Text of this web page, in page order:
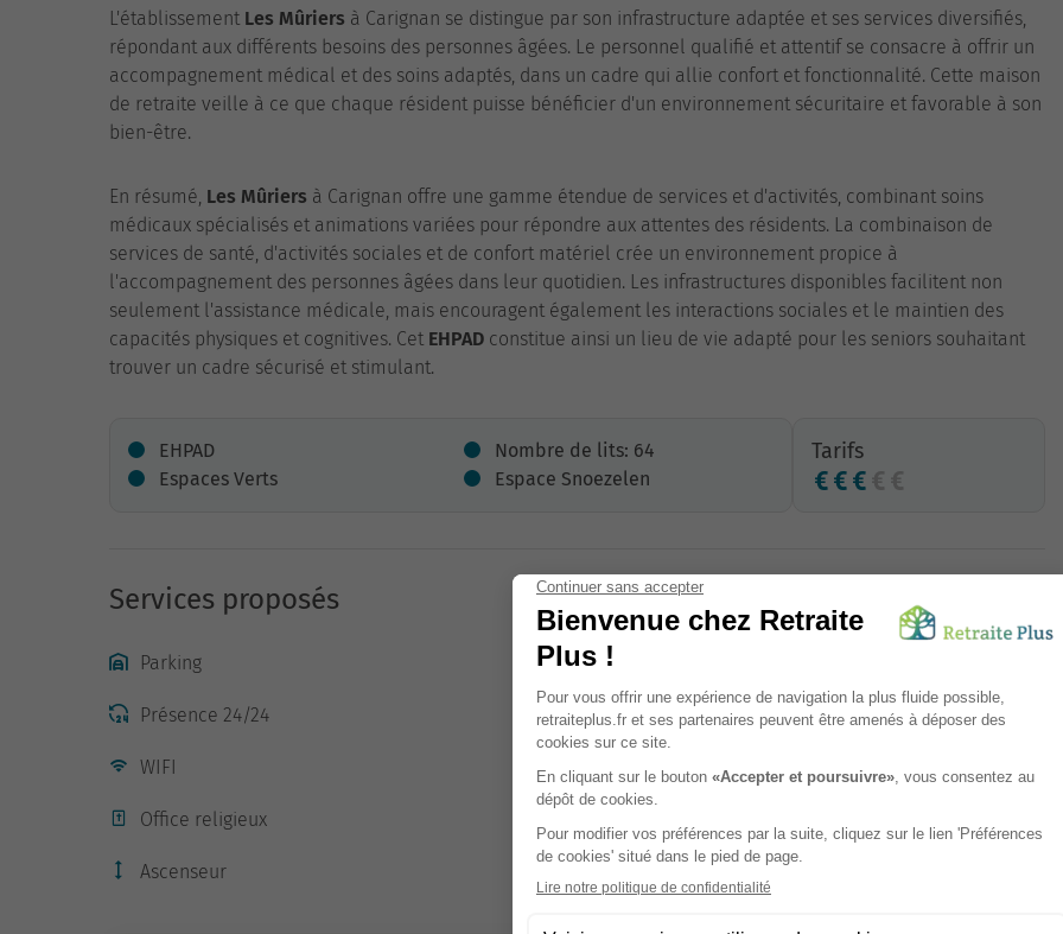
L'établissement Les Mûriers à Carignan se distingue par son infrastructure adaptée et ses services diversifiés,
répondant aux différents besoins des personnes âgées. Le personnel qualifié et attentif se consacre à offrir un
accompagnement médical et des soins adaptés, dans un cadre qui allie confort et fonctionnalité. Cette maison
de retraite veille à ce que chaque résident puisse bénéficier d'un environnement sécuritaire et favorable à son
bien-être.
En résumé, Les Mûriers à Carignan offre une gamme étendue de services et d'activités, combinant soins
médicaux spécialisés et animations variées pour répondre aux attentes des résidents. La combinaison de
services de santé, d'activités sociales et de confort matériel crée un environnement propice à
l'accompagnement des personnes âgées dans leur quotidien. Les infrastructures disponibles facilitent non
seulement l'assistance médicale, mais encouragent également les interactions sociales et le maintien des
capacités physiques et cognitives. Cet EHPAD constitue ainsi un lieu de vie adapté pour les seniors souhaitant
trouver un cadre sécurisé et stimulant.
EHPAD
Nombre de lits: 64
Espaces Verts
Espace Snoezelen
Tarifs
Services proposés
Parking
Présence 24/24 Restauration
WIFI Unité Protégée (UP)
Office religieux
Ascenseur